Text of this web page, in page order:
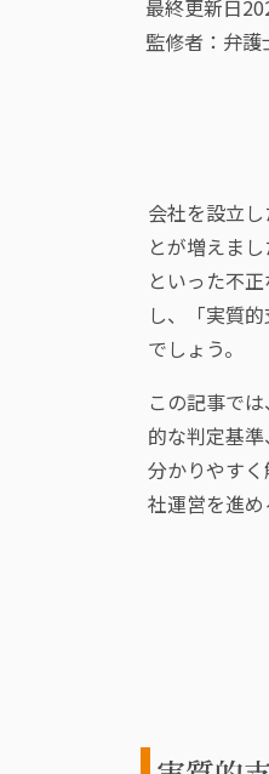
最終更新日
監修者：弁
会社を設立
とが増えま
といった不
し、「実質
でしょう。
この記事で
的な判定基
分かりやす
社運営を進め